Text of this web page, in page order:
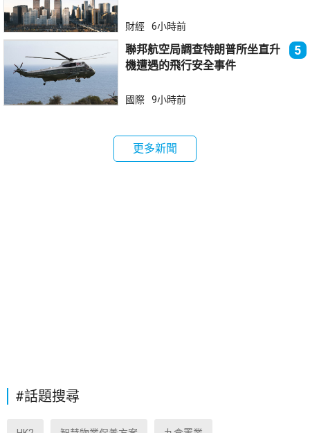
財經 6小時前
聯邦航空局調查特朗普所坐直升
機遭遇的飛行安全事件
5
國際 9小時前
更多新聞
#話題搜尋